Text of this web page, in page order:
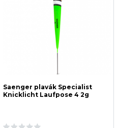
Saenger plavák Specialist
Knicklicht Laufpose 4 2g